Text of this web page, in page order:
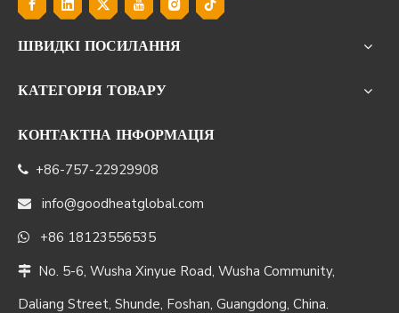
ШВИДКІ ПОСИЛАННЯ
КАТЕГОРІЯ ТОВАРУ
КОНТАКТНА ІНФОРМАЦІЯ
 +86-757-22929908
 info@goodheatglobal.com
 +86 18123556535
 No. 5-6, Wusha Xinyue Road, Wusha Community,
Daliang Street, Shunde, Foshan, Guangdong, China.